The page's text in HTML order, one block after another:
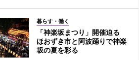
暮らす・働く
「神楽坂まつり」開催迫る
ほおずき市と阿波踊りで神楽
坂の夏を彩る